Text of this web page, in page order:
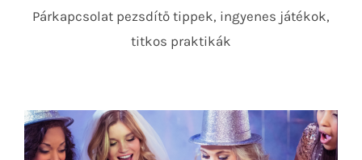
Párkapcsolat pezsdítő tippek, ingyenes játékok,
titkos praktikák